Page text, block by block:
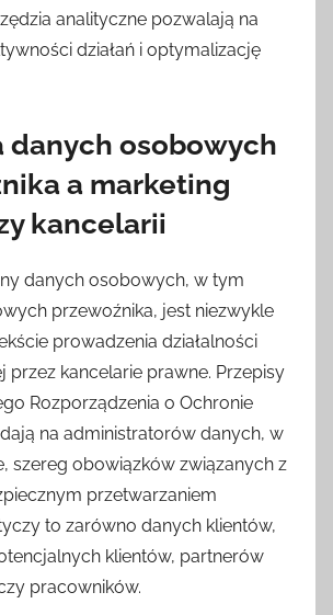
analityczne pozwalają na
działań i optymalizację
danych osobowych
a marketing
kancelarii
danych osobowych, w tym
przewoźnika, jest niezwykle
prowadzenia działalności
przez kancelarie prawne. Przepisy
Rozporządzenia o Ochronie
na administratorów danych, w
szereg obowiązków związanych z
przetwarzaniem
to zarówno danych klientów,
klientów, partnerów
pracowników.